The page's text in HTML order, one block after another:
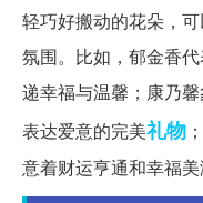
轻巧好搬动的花朵，
氛围。比如，郁金香
递幸福与温馨；康乃
表达爱意的完美礼物
意着财运亨通和幸福美